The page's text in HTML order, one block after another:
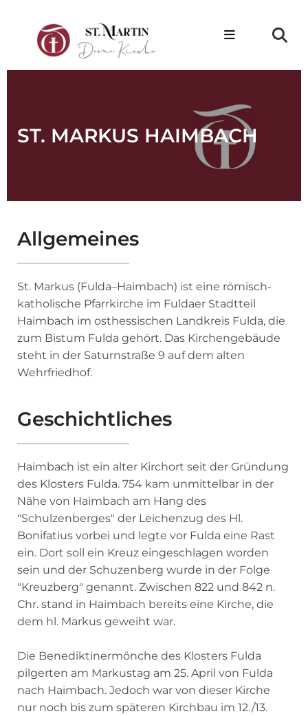
ST. MARKUS HAIMBACH
Allgemeines
St. Markus (Fulda–Haimbach) ist eine römisch-
katholische Pfarrkirche im Fuldaer Stadtteil
Haimbach im osthessischen Landkreis Fulda, die
zum Bistum Fulda gehört. Das Kirchengebäude
steht in der Saturnstraße 9 auf dem alten
Wehrfriedhof.
Geschichtliches
Haimbach ist ein alter Kirchort seit der Gründung
des Klosters Fulda. 754 kam unmittelbar in der
Nähe von Haimbach am Hang des
"Schulzenberges" der Leichenzug des Hl.
Bonifatius vorbei und legte vor Fulda eine Rast
ein. Dort soll ein Kreuz eingeschlagen worden
sein und der Schuzenberg wurde in der Folge
"Kreuzberg" genannt. Zwischen 822 und 842 n.
Chr. stand in Haimbach bereits eine Kirche, die
dem hl. Markus geweiht war.
Die Benediktinermönche des Klosters Fulda
pilgerten am Markustag am 25. April von Fulda
nach Haimbach. Jedoch war von dieser Kirche
nur noch bis zum späteren Kirchbau im 12./13.